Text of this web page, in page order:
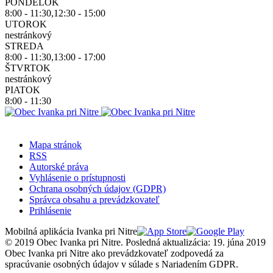
8:00 - 11:30,12:30 - 15:00
UTOROK
nestránkový
STREDA
8:00 - 11:30,13:00 - 17:00
ŠTVRTOK
nestránkový
PIATOK
8:00 - 11:30
Mapa stránok
RSS
Autorské práva
Vyhlásenie o prístupnosti
Ochrana osobných údajov (GDPR)
Správca obsahu a prevádzkovateľ
Prihlásenie
Mobilná aplikácia Ivanka pri Nitre
© 2019 Obec Ivanka pri Nitre. Posledná aktualizácia: 19. júna 2019
Obec Ivanka pri Nitre ako prevádzkovateľ zodpovedá za
spracúvanie osobných údajov v súlade s Nariadením GDPR.